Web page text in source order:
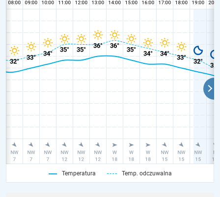
Temperatura Temp. odczuwalna